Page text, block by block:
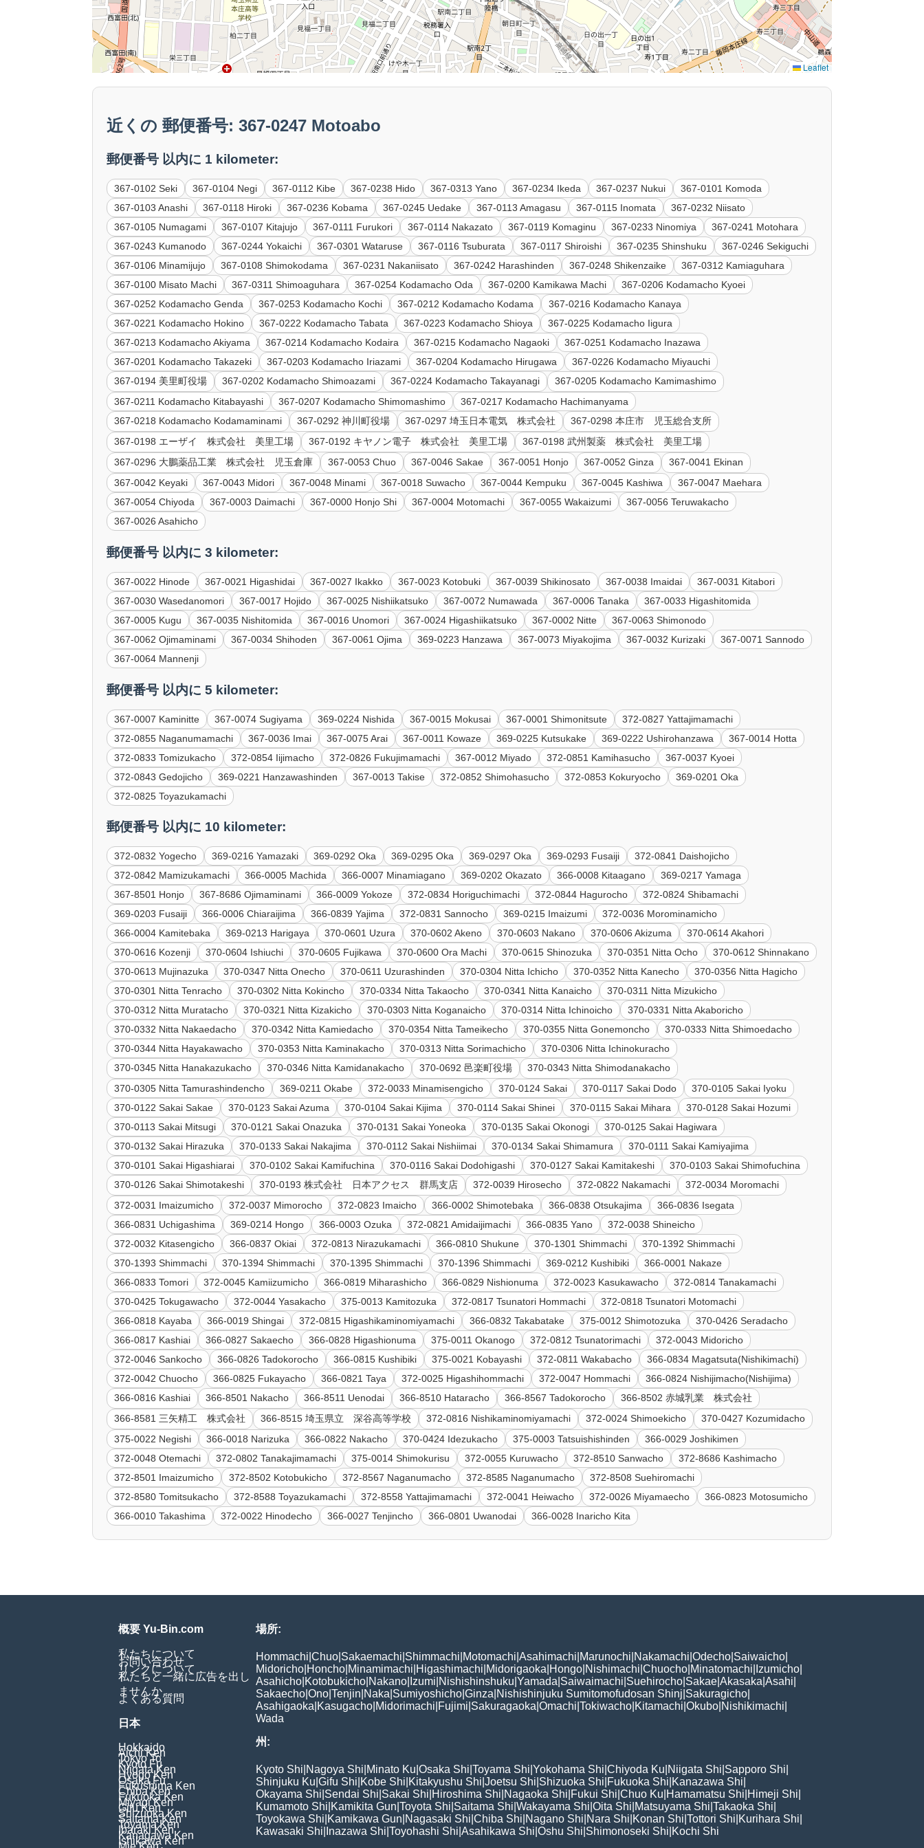
Leaflet
近くの 郵便番号: 367-0247 Motoabo
郵便番号 以内に 1 kilometer:
367-0102 Seki 367-0104 Negi 367-0112 Kibe 367-0238 Hido 367-0313 Yano 367-0234 Ikeda 367-0237 Nukui
367-0101 Komoda
367-0103 Anashi
367-0118 Hiroki 367-0236 Kobama 367-0245 Uedake 367-0113 Amagasu 367-0115 Inomata
367-0232 Niisato
367-0105 Numagami
367-0107 Kitajujo 367-0111 Furukori 367-0114 Nakazato 367-0119 Komaginu 367-0233 Ninomiya
367-0241 Motohara
367-0243 Kumanodo
367-0244 Yokaichi 367-0301 Wataruse 367-0116 Tsuburata 367-0117 Shiroishi 367-0235 Shinshuku
367-0246 Sekiguchi
367-0106 Minamijujo
367-0108 Shimokodama 367-0231 Nakaniisato 367-0242 Harashinden 367-0248 Shikenzaike
367-0312 Kamiaguhara
367-0100 Misato Machi
367-0311 Shimoaguhara 367-0254 Kodamacho Oda 367-0200 Kamikawa Machi
367-0206 Kodamacho Kyoei
367-0252 Kodamacho Genda
367-0253 Kodamacho Kochi 367-0212 Kodamacho Kodama
367-0216 Kodamacho Kanaya
367-0221 Kodamacho Hokino
367-0222 Kodamacho Tabata 367-0223 Kodamacho Shioya
367-0225 Kodamacho Iigura
367-0213 Kodamacho Akiyama
367-0214 Kodamacho Kodaira 367-0215 Kodamacho Nagaoki
367-0251 Kodamacho Inazawa
367-0201 Kodamacho Takazeki
367-0203 Kodamacho Iriazami 367-0204 Kodamacho Hirugawa
367-0226 Kodamacho Miyauchi
367-0194 美里町役場
367-0202 Kodamacho Shimoazami 367-0224 Kodamacho Takayanagi
367-0205 Kodamacho Kamimashimo
367-0211 Kodamacho Kitabayashi
367-0207 Kodamacho Shimomashimo
367-0217 Kodamacho Hachimanyama
367-0218 Kodamacho Kodamaminami
367-0292 神川町役場 367-0297 埼玉日本電気 株式会社
367-0298 本庄市 児玉総合支所
367-0198 エーザイ 株式会社 美里工場
367-0192 キヤノン電子 株式会社 美里工場
367-0198 武州製薬 株式会社 美里工場
367-0296 大鵬薬品工業 株式会社 児玉倉庫
367-0053 Chuo 367-0046 Sakae 367-0051 Honjo 367-0052 Ginza
367-0041 Ekinan
367-0042 Keyaki
367-0043 Midori 367-0048 Minami 367-0018 Suwacho 367-0044 Kempuku 367-0045 Kashiwa
367-0047 Maehara
367-0054 Chiyoda
367-0003 Daimachi 367-0000 Honjo Shi 367-0004 Motomachi 367-0055 Wakaizumi
367-0056 Teruwakacho
367-0026 Asahicho
郵便番号 以内に 3 kilometer:
367-0022 Hinode 367-0021 Higashidai 367-0027 Ikakko 367-0023 Kotobuki 367-0039 Shikinosato 367-0038 Imaidai
367-0031 Kitabori
367-0030 Wasedanomori
367-0017 Hojido 367-0025 Nishiikatsuko 367-0072 Numawada 367-0006 Tanaka
367-0033 Higashitomida
367-0005 Kugu
367-0035 Nishitomida 367-0016 Unomori 367-0024 Higashiikatsuko 367-0002 Nitte
367-0063 Shimonodo
367-0062 Ojimaminami
367-0034 Shihoden 367-0061 Ojima 369-0223 Hanzawa 367-0073 Miyakojima 367-0032 Kurizaki
367-0071 Sannodo
367-0064 Mannenji
郵便番号 以内に 5 kilometer:
367-0007 Kaminitte 367-0074 Sugiyama 369-0224 Nishida 367-0015 Mokusai 367-0001 Shimonitsute
372-0827 Yattajimamachi
372-0855 Naganumamachi
367-0036 Imai 367-0075 Arai 367-0011 Kowaze 369-0225 Kutsukake 369-0222 Ushirohanzawa
367-0014 Hotta
372-0833 Tomizukacho
372-0854 Iijimacho 372-0826 Fukujimamachi 367-0012 Miyado 372-0851 Kamihasucho
367-0037 Kyoei
372-0843 Gedojicho
369-0221 Hanzawashinden 367-0013 Takise 372-0852 Shimohasucho 372-0853 Kokuryocho
369-0201 Oka
372-0825 Toyazukamachi
郵便番号 以内に 10 kilometer:
372-0832 Yogecho 369-0216 Yamazaki 369-0292 Oka 369-0295 Oka 369-0297 Oka 369-0293 Fusaiji
372-0841 Daishojicho
372-0842 Mamizukamachi
366-0005 Machida 366-0007 Minamiagano 369-0202 Okazato 366-0008 Kitaagano
369-0217 Yamaga
367-8501 Honjo
367-8686 Ojimaminami 366-0009 Yokoze 372-0834 Horiguchimachi 372-0844 Hagurocho
372-0824 Shibamachi
369-0203 Fusaiji
366-0006 Chiaraijima 366-0839 Yajima 372-0831 Sannocho 369-0215 Imaizumi
372-0036 Morominamicho
366-0004 Kamitebaka
369-0213 Harigaya 370-0601 Uzura 370-0602 Akeno 370-0603 Nakano 370-0606 Akizuma
370-0614 Akahori
370-0616 Kozenji
370-0604 Ishiuchi 370-0605 Fujikawa 370-0600 Ora Machi 370-0615 Shinozuka 370-0351 Nitta Ocho
370-0612 Shinnakano
370-0613 Mujinazuka
370-0347 Nitta Onecho 370-0611 Uzurashinden 370-0304 Nitta Ichicho 370-0352 Nitta Kanecho
370-0356 Nitta Hagicho
370-0301 Nitta Tenracho
370-0302 Nitta Kokincho 370-0334 Nitta Takaocho 370-0341 Nitta Kanaicho
370-0311 Nitta Mizukicho
370-0312 Nitta Muratacho
370-0321 Nitta Kizakicho 370-0303 Nitta Koganaicho 370-0314 Nitta Ichinoicho
370-0331 Nitta Akaboricho
370-0332 Nitta Nakaedacho
370-0342 Nitta Kamiedacho 370-0354 Nitta Tameikecho 370-0355 Nitta Gonemoncho
370-0333 Nitta Shimoedacho
370-0344 Nitta Hayakawacho
370-0353 Nitta Kaminakacho 370-0313 Nitta Sorimachicho
370-0306 Nitta Ichinokuracho
370-0345 Nitta Hanakazukacho
370-0346 Nitta Kamidanakacho 370-0692 邑楽町役場
370-0343 Nitta Shimodanakacho
370-0305 Nitta Tamurashindencho
369-0211 Okabe 372-0033 Minamisengicho 370-0124 Sakai 370-0117 Sakai Dodo
370-0105 Sakai Iyoku
370-0122 Sakai Sakae
370-0123 Sakai Azuma 370-0104 Sakai Kijima 370-0114 Sakai Shinei 370-0115 Sakai Mihara
370-0128 Sakai Hozumi
370-0113 Sakai Mitsugi
370-0121 Sakai Onazuka 370-0131 Sakai Yoneoka 370-0135 Sakai Okonogi
370-0125 Sakai Hagiwara
370-0132 Sakai Hirazuka
370-0133 Sakai Nakajima 370-0112 Sakai Nishiimai 370-0134 Sakai Shimamura
370-0111 Sakai Kamiyajima
370-0101 Sakai Higashiarai
370-0102 Sakai Kamifuchina 370-0116 Sakai Dodohigashi 370-0127 Sakai Kamitakeshi
370-0103 Sakai Shimofuchina
370-0126 Sakai Shimotakeshi
370-0193 株式会社 日本アクセス 群馬支店 372-0039 Hirosecho 372-0822 Nakamachi
372-0034 Moromachi
372-0031 Imaizumicho
372-0037 Mimorocho 372-0823 Imaicho 366-0002 Shimotebaka 366-0838 Otsukajima
366-0836 Isegata
366-0831 Uchigashima
369-0214 Hongo 366-0003 Ozuka 372-0821 Amidaijimachi 366-0835 Yano
372-0038 Shineicho
372-0032 Kitasengicho
366-0837 Okiai 372-0813 Nirazukamachi 366-0810 Shukune 370-1301 Shimmachi
370-1392 Shimmachi
370-1393 Shimmachi
370-1394 Shimmachi 370-1395 Shimmachi 370-1396 Shimmachi 369-0212 Kushibiki
366-0001 Nakaze
366-0833 Tomori
372-0045 Kamiizumicho 366-0819 Miharashicho 366-0829 Nishionuma 372-0023 Kasukawacho
372-0814 Tanakamachi
370-0425 Tokugawacho
372-0044 Yasakacho 375-0013 Kamitozuka 372-0817 Tsunatori Hommachi
372-0818 Tsunatori Motomachi
366-0818 Kayaba
366-0019 Shingai 372-0815 Higashikaminomiyamachi 366-0832 Takabatake 375-0012 Shimotozuka
370-0426 Seradacho
366-0817 Kashiai
366-0827 Sakaecho 366-0828 Higashionuma 375-0011 Okanogo 372-0812 Tsunatorimachi
372-0043 Midoricho
372-0046 Sankocho
366-0826 Tadokorocho 366-0815 Kushibiki 375-0021 Kobayashi 372-0811 Wakabacho
366-0834 Magatsuta(Nishikimachi)
372-0042 Chuocho
366-0825 Fukayacho 366-0821 Taya 372-0025 Higashihommachi 372-0047 Hommachi
366-0824 Nishijimacho(Nishijima)
366-0816 Kashiai
366-8501 Nakacho 366-8511 Uenodai 366-8510 Hataracho 366-8567 Tadokorocho
366-8502 赤城乳業 株式会社
366-8581 三矢精工 株式会社
366-8515 埼玉県立 深谷高等学校 372-0816 Nishikaminomiyamachi 372-0024 Shimoekicho
370-0427 Kozumidacho
375-0022 Negishi
366-0018 Narizuka 366-0822 Nakacho 370-0424 Idezukacho 375-0003 Tatsuishishinden
366-0029 Joshikimen
372-0048 Otemachi
372-0802 Tanakajimamachi 375-0014 Shimokurisu 372-0055 Kuruwacho 372-8510 Sanwacho
372-8686 Kashimacho
372-8501 Imaizumicho
372-8502 Kotobukicho 372-8567 Naganumacho 372-8585 Naganumacho
372-8508 Suehiromachi
372-8580 Tomitsukacho
372-8588 Toyazukamachi 372-8558 Yattajimamachi 372-0041 Heiwacho 372-0026 Miyamaecho
366-0823 Motosumicho
366-0010 Takashima
372-0022 Hinodecho 366-0027 Tenjincho 366-0801 Uwanodai 366-0028 Inaricho Kita
概要 Yu-Bin.com
私たちについて
お問い合わせ
リンクについて
私たちと一緒に広告を出し
ませんか
よくある質問
日本
Hokkaido
Aichi Ken
Tokyo To
Kyoto Fu
Niigata Ken
Hyogo Ken
Osaka Fu
Fukushima Ken
Chiba Ken
Fukuoka Ken
Miyagi Ken
Gifu Ken
Shizuoka Ken
Saitama Ken
Toyama Ken
Ibaraki Ken
Kanagawa Ken
Ishikawa Ken
場所:
Hommachi Chuo Sakaemachi Shimmachi Motomachi Asahimachi Marunochi Nakamachi Odecho Saiwaicho
Midoricho Honcho Minamimachi Higashimachi Midorigaoka Hongo Nishimachi Chuocho Minatomachi Izumicho
Asahicho Kotobukicho Nakano Izumi Nishishinshuku Yamada Saiwaimachi Suehirocho Sakae Akasaka Asahi
Sakaecho Ono Tenjin Naka Sumiyoshicho Ginza Nishishinjuku Sumitomofudosan Shinj Sakuragicho
Asahigaoka Kasugacho Midorimachi Fujimi Sakuragaoka Omachi Tokiwacho Kitamachi Okubo Nishikimachi
Wada
州:
Kyoto Shi Nagoya Shi Minato Ku Osaka Shi Toyama Shi Yokohama Shi Chiyoda Ku Niigata Shi Sapporo Shi
Shinjuku Ku Gifu Shi Kobe Shi Kitakyushu Shi Joetsu Shi Shizuoka Shi Fukuoka Shi Kanazawa Shi
Okayama Shi Sendai Shi Sakai Shi Hiroshima Shi Nagaoka Shi Fukui Shi Chuo Ku Hamamatsu Shi Himeji Shi
Kumamoto Shi Kamikita Gun Toyota Shi Saitama Shi Wakayama Shi Oita Shi Matsuyama Shi Takaoka Shi
Toyokawa Shi Kamikawa Gun Nagasaki Shi Chiba Shi Nagano Shi Nara Shi Konan Shi Tottori Shi Kurihara Shi
Kawasaki Shi Inazawa Shi Toyohashi Shi Asahikawa Shi Oshu Shi Shimonoseki Shi Kochi Shi